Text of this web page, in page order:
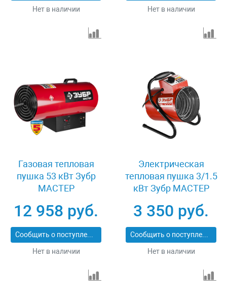
Нет в наличии Нет в наличии
Газовая тепловая
пушка 53 кВт Зубр
МАСТЕР
12 958 руб.
Сообщить о поступлении
Нет в наличии
Электрическая
тепловая пушка 3/1.5
кВт Зубр МАСТЕР
3000
3 350 руб.
Сообщить о поступлении
Нет в наличии